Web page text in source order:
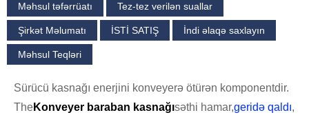
Məhsul təfərrüatı Tez-tez verilən suallar
Şirkət Məlumatı İSTİ SATIŞ İndi əlaqə saxlayın
Məhsul Teqləri
Sürücü kasnağı enerjini konveyerə ötürən komponentdir.
TheKonveyer baraban kasnağısəthi hamar,geridə qaldı,